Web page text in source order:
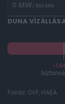
0 MW/ 500 MW
DUNA
-
Forrás: OVF, HAEA